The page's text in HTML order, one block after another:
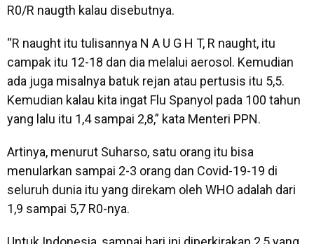
R0/R naugth kalau disebutnya.
“R naught itu tulisannya N A U G H T, R naught, itu
campak itu 12-18 dan dia melalui aerosol. Kemudian
ada juga misalnya batuk rejan atau pertusis itu 5,5.
Kemudian kalau kita ingat Flu Spanyol pada 100 tahun
yang lalu itu 1,4 sampai 2,8,” kata Menteri PPN.
Artinya, menurut Suharso, satu orang itu bisa
menularkan sampai 2-3 orang dan Covid-19-19 di
seluruh dunia itu yang direkam oleh WHO adalah dari
1,9 sampai 5,7 R0-nya.